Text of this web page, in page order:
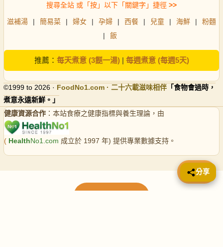
搜尋全站 或「按」以下「關鍵字」捷徑 >>
滋補湯 | 簡易菜 | 婦女 | 孕婦 | 西餐 | 兒童 | 海鮮 |
粉麵
|
飯
推薦： 每天煮意 (3餸一湯)| 每週煮意 (每週5天)
©1999 to 2026 · FoodNo1.com · 二十六載滋味相伴 「食物會過時，
煮意永遠新鮮。」
健康資源合作 ：本站食療之健康指標與養生理論，由
( HealthNo1.com 成立於 1997 年) 提供專業數據支持。
📤 分享
分享